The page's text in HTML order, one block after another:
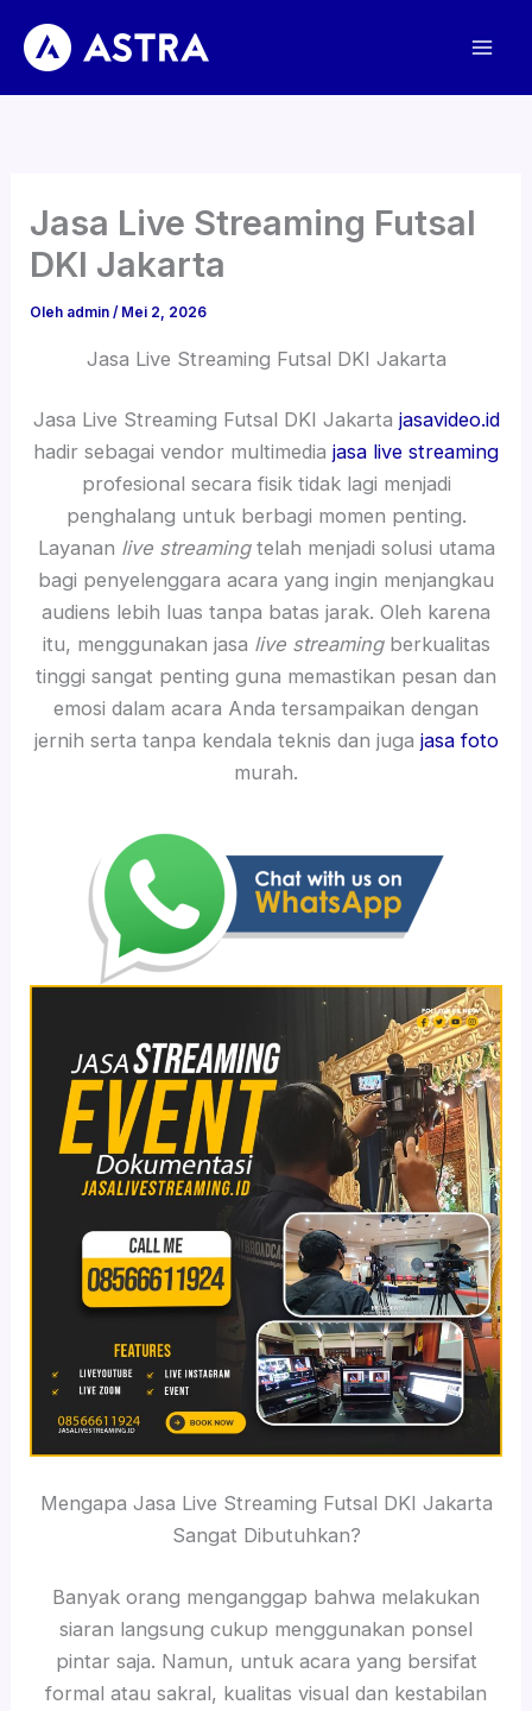
konten
Jasa Live Streaming Futsal
DKI Jakarta
Oleh admin/ Mei 2, 2026
Jasa Live Streaming Futsal DKI Jakarta
Jasa Live Streaming Futsal DKI Jakarta jasavideo.id
hadir sebagai vendor multimedia jasa live streaming
profesional secara fisik tidak lagi menjadi
penghalang untuk berbagi momen penting.
Layanan live streamingtelah menjadi solusi utama
bagi penyelenggara acara yang ingin menjangkau
audiens lebih luas tanpa batas jarak. Oleh karena
itu, menggunakan jasa live streamingberkualitas
tinggi sangat penting guna memastikan pesan dan
emosi dalam acara Anda tersampaikan dengan
jernih serta tanpa kendala teknis dan juga jasa foto
murah.
Mengapa Jasa Live Streaming Futsal DKI Jakarta
Sangat Dibutuhkan?
Banyak orang menganggap bahwa melakukan
siaran langsung cukup menggunakan ponsel
pintar saja. Namun, untuk acara yang bersifat
formal atau sakral, kualitas visual dan kestabilan